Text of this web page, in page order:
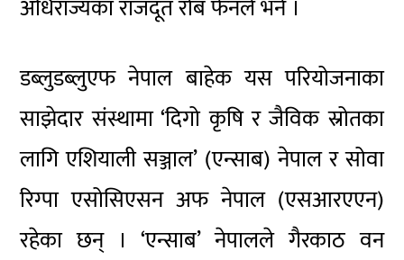
अधिराज्यका राजदूत रोब फेनले भने ।
डब्लुडब्लुएफ नेपाल बाहेक यस परियोजनाका
साझेदार संस्थामा ‘दिगो कृषि र जैविक स्रोतका
लागि एशियाली सञ्जाल’ (एन्साब) नेपाल र सोवा
रिग्पा एसोसिएसन अफ नेपाल (एसआरएएन)
रहेका छन् । ‘एन्साब’ नेपालले गैरकाठ वन